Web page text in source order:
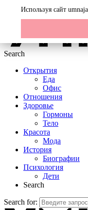
Menu
Search
Открытия
Еда
Офис
Отношения
Здоровье
Гормоны
Тело
Красота
Мода
История
Биографии
Психология
Дети
Search
Search for:
Используя сайт